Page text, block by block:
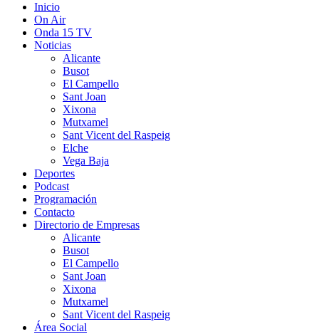
Inicio
On Air
Onda 15 TV
Noticias
Alicante
Busot
El Campello
Sant Joan
Xixona
Mutxamel
Sant Vicent del Raspeig
Elche
Vega Baja
Deportes
Podcast
Programación
Contacto
Directorio de Empresas
Alicante
Busot
El Campello
Sant Joan
Xixona
Mutxamel
Sant Vicent del Raspeig
Área Social